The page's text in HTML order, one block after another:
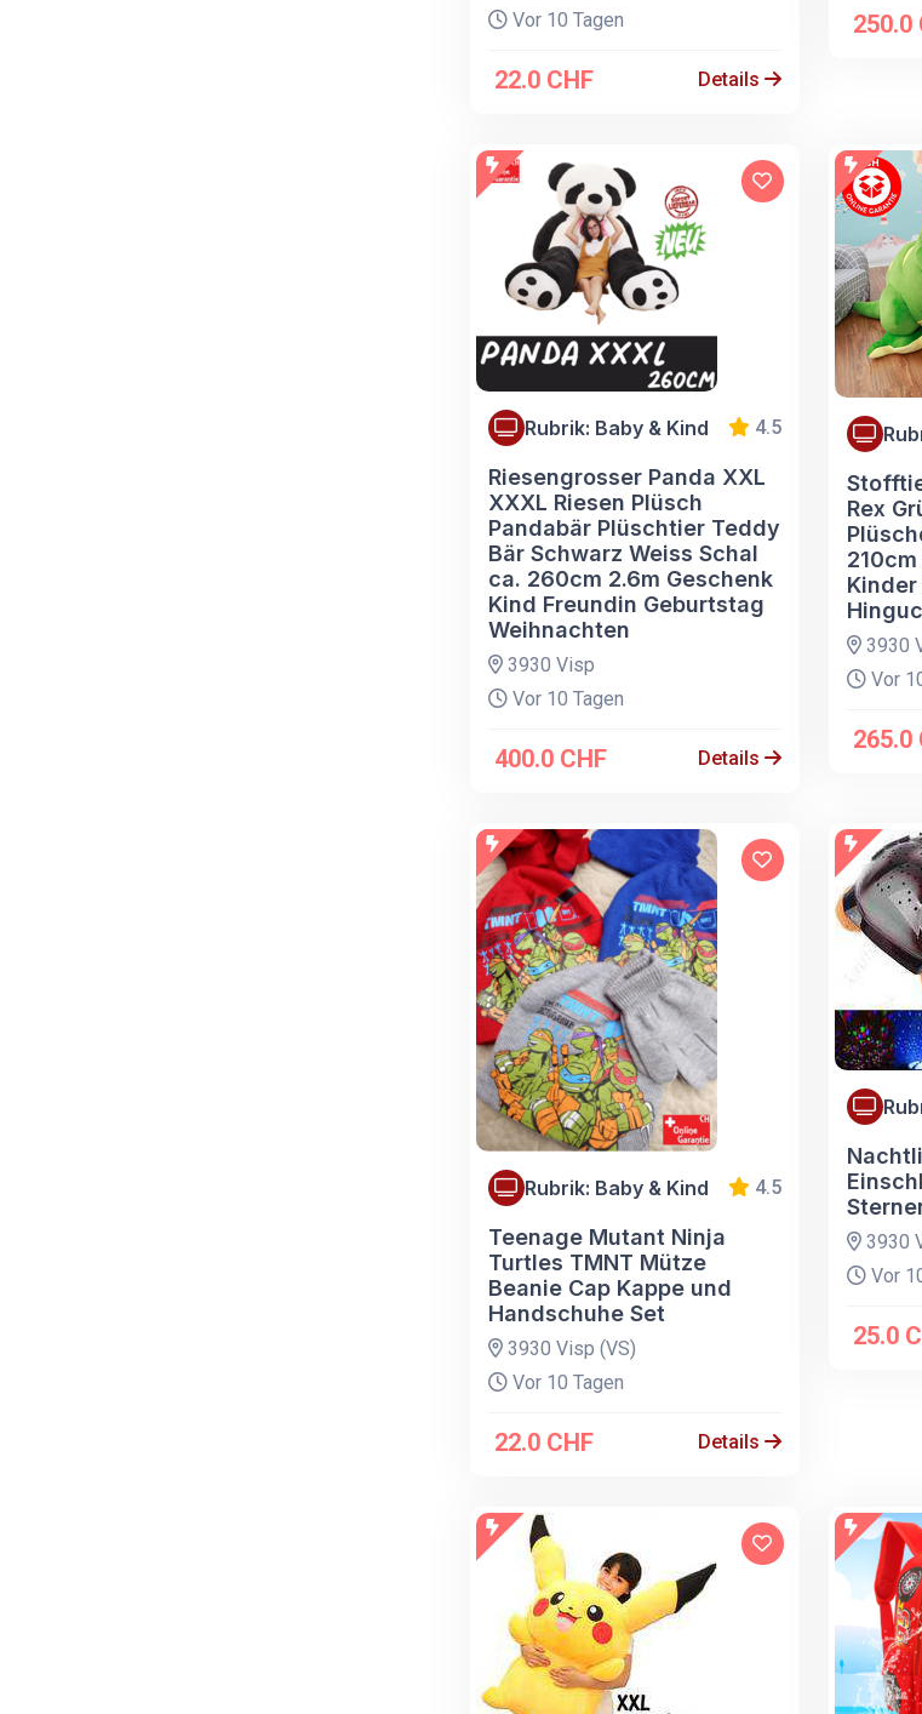
Vor 10 Tagen
22.0 CHF Details
250.0
Rubrik: Baby & Kind 4.5
Riesengrosser Panda XXL
XXXL Riesen Plüsch
Pandabär Plüschtier Teddy
Bär Schwarz Weiss Schal
ca. 260cm 2.6m Geschenk
Kind Freundin Geburtstag
Weihnachten
3930 Visp
Vor 10 Tagen
400.0 CHF Details
Rex
Kinder
3930
Vor
265.0
Rubrik: Baby & Kind 4.5
Teenage Mutant Ninja
Turtles TMNT Mütze
Beanie Cap Kappe und
Handschuhe Set
3930 Visp (VS)
Vor 10 Tagen
22.0 CHF Details
3930
Vor
25.0